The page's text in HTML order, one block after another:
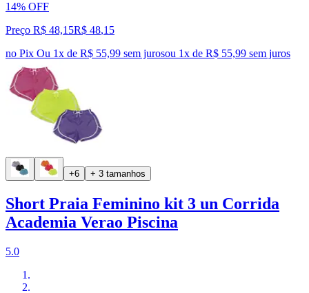
14% OFF
Preço R$ 48,15R$ 48,15
no Pix Ou 1x de R$ 55,99 sem jurosou 1x de R$ 55,99 sem juros
+6 + 3 tamanhos
Short Praia Feminino kit 3 un Corrida
Academia Verao Piscina
5.0